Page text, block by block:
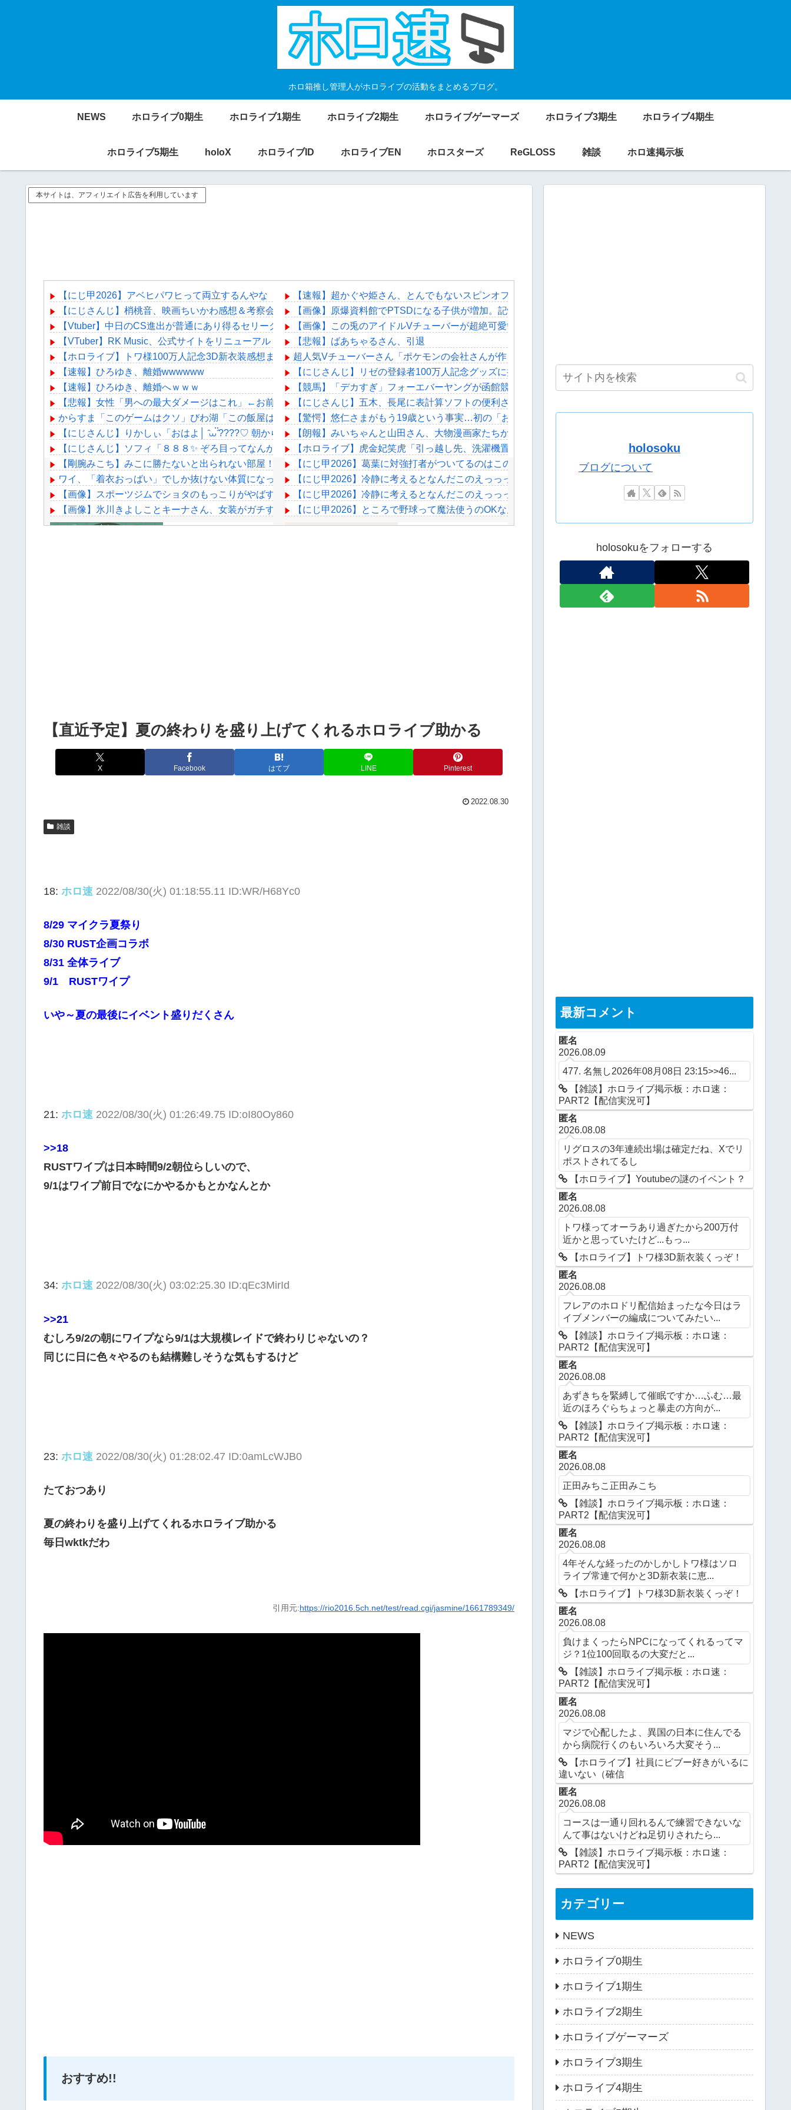
ホロ箱推し管理人がホロライブの活動をまとめるブログ。
NEWS ホロライブ0期生 ホロライブ1期生 ホロライブ2期生 ホロライブゲーマーズ ホロライブ3期生 ホロライブ4期生
ホロライブ5期生 holoX ホロライブID ホロライブEN ホロスターズ ReGLOSS 雑談 ホロ速掲示板
本サイトは、アフィリエイト広告を利用しています
【にじ甲2026】アベヒパワヒって両立するんやな
【にじさんじ】梢桃音、映画ちいかわ感想＆考察会＆平和的解決RTA！なんか道徳の授業みたい
【Vtuber】中日のCS進出が普通にあり得るセリーグ
【VTuber】RK Music、公式サイトをリニューアル！『こうして見るとRK Music結構アーティストおるわね』
【ホロライブ】トワ様100万人記念3D新衣装感想まとめ
【速報】ひろゆき、離婚wwwwww
【速報】ひろゆき、離婚へｗｗｗ
【悲報】女性「男への最大ダメージはこれ」←お前ら耐えられる？
からすま「このゲームはクソ」びわ湖「この飯屋はクソ」ホッカイロレン「この映画はクソ」
【にじさんじ】りかしぃ「おはよ│ ̂⩊፟ ̂????♡ 朝からNEKOのω洗いをしたﾖ????」
【にじさんじ】ソフィ「８８８✨ ぞろ目ってなんか嬉しくなるよね！！」
【剛腕みこち】みこに勝たないと出られない部屋！？百鬼あやめとの爆笑タイマン勝負が最高すぎた件
ワイ、「着衣おっばい」でしか抜けない体質になってしまうｗｗｗｗｗ
【画像】スポーツジムでショタのもっこりがやばすぎるwwwwww
【画像】氷川きよしことキーナさん、女装がガチすぎておば様ファン困惑www
【速報】超かぐや姫さん、とんでもないスピンオフ漫画が連載決定ｗｗｗｗｗｗｗｗｗｗｗｗｗｗｗｗｗｗｗｗｗ
【画像】原爆資料館でPTSDになる子供が増加。記憶の継承が危ぶまれる事態に
【画像】この兎のアイドルVチューバーが超絶可愛いｗｗｗｗｗｗｗｗｗｗ
【悲報】ばあちゃるさん、引退
超人気Vチューバーさん「ポケモンの会社さんが作った新作ゲームやってみる！」
【にじさんじ】リゼの登録者100万人記念グッズに折りたたみ傘『傘で草』『晴れてても雨降りそう』
【競馬】「デカすぎ」フォーエバーヤングが函館競馬場へ入厩 573キロ 矢作師「もう1段パワーアップ」
【にじさんじ】五木、長尾に表計算ソフトの便利さを理解らせる『エクセルに感動してるおじさん見てなんか感動す
【驚愕】悠仁さまがもう19歳という事実…初の「おことば」にネット民驚嘆
【朗報】みいちゃんと山田さん、大物漫画家たちから絶賛されるｗｗｗｗ
【ホロライブ】虎金妃笑虎「引っ越し先、洗濯機置き場がない 今気づいた」
【にじ甲2026】葛葉に対強打者がついてるのはこのバグのせいやな
【にじ甲2026】冷静に考えるとなんだこのえっっっな格好は…？
【にじ甲2026】冷静に考えるとなんだこのえっっっな格好は…？
【にじ甲2026】ところで野球って魔法使うのOKなんやっけ？
【直近予定】夏の終わりを盛り上げてくれるホロライブ助かる
X Facebook はてブ LINE Pinterest
2022.08.30
雑談
18: ホロ速 2022/08/30(火) 01:18:55.11 ID:WR/H68Yc0
8/29 マイクラ夏祭り
8/30 RUST企画コラボ
8/31 全体ライブ
9/1 RUSTワイプ
いや～夏の最後にイベント盛りだくさん
21: ホロ速 2022/08/30(火) 01:26:49.75 ID:oI80Oy860
>>18
RUSTワイプは日本時間9/2朝位らしいので、
9/1はワイプ前日でなにかやるかもとかなんとか
34: ホロ速 2022/08/30(火) 03:02:25.30 ID:qEc3MirId
>>21
むしろ9/2の朝にワイプなら9/1は大規模レイドで終わりじゃないの？
同じに日に色々やるのも結構難しそうな気もするけど
23: ホロ速 2022/08/30(火) 01:28:02.47 ID:0amLcWJB0
たておつあり
夏の終わりを盛り上げてくれるホロライブ助かる
毎日wktkだわ
引用元:https://rio2016.5ch.net/test/read.cgi/jasmine/1661789349/
おすすめ!!
holosoku
ブログについて
holosokuをフォローする
最新コメント
匿名
2026.08.09
477. 名無し2026年08月08日 23:15>>46...
【雑談】ホロライブ掲示板：ホロ速：
PART2【配信実況可】
匿名
2026.08.08
リグロスの3年連続出場は確定だね、Xでリ
ポストされてるし
【ホロライブ】Youtubeの謎のイベント？
匿名
2026.08.08
トワ様ってオーラあり過ぎたから200万付
近かと思っていたけど...もっ...
【ホロライブ】トワ様3D新衣装くっぞ！
匿名
2026.08.08
フレアのホロドリ配信始まったな今日はラ
イブメンバーの編成についてみたい...
【雑談】ホロライブ掲示板：ホロ速：
PART2【配信実況可】
匿名
2026.08.08
あずきちを緊縛して催眠ですか…ふむ…最
近のほろぐらちょっと暴走の方向が...
【雑談】ホロライブ掲示板：ホロ速：
PART2【配信実況可】
匿名
2026.08.08
正田みちこ正田みこち
【雑談】ホロライブ掲示板：ホロ速：
PART2【配信実況可】
匿名
2026.08.08
4年そんな経ったのかしかしトワ様はソロ
ライブ常連で何かと3D新衣装に恵...
【ホロライブ】トワ様3D新衣装くっぞ！
匿名
2026.08.08
負けまくったらNPCになってくれるってマ
ジ？1位100回取るの大変だと...
【雑談】ホロライブ掲示板：ホロ速：
PART2【配信実況可】
匿名
2026.08.08
マジで心配したよ、異国の日本に住んでる
から病院行くのもいろいろ大変そう...
【ホロライブ】社員にビブー好きがいるに
違いない（確信
匿名
2026.08.08
コースは一通り回れるんで練習できないな
んて事はないけどね足切りされたら...
【雑談】ホロライブ掲示板：ホロ速：
PART2【配信実況可】
カテゴリー
NEWS
ホロライブ0期生
ホロライブ1期生
ホロライブ2期生
ホロライブゲーマーズ
ホロライブ3期生
ホロライブ4期生